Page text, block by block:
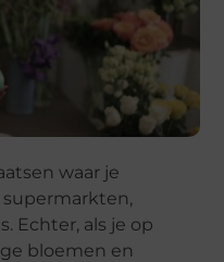
waar je
Echter, als je op
bloemen en